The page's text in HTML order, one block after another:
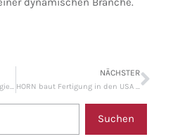
NÄCHSTER
Suchen